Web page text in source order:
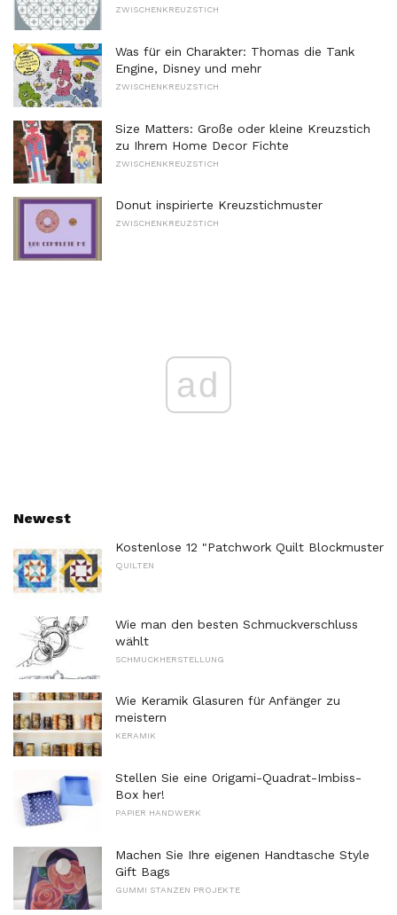
ZWISCHENKREUZSTICH
Was für ein Charakter: Thomas die Tank
Engine, Disney und mehr
ZWISCHENKREUZSTICH
Size Matters: Große oder kleine Kreuzstich
zu Ihrem Home Decor Fichte
ZWISCHENKREUZSTICH
Donut inspirierte Kreuzstichmuster
ZWISCHENKREUZSTICH
ad
Newest
Kostenlose 12 "Patchwork Quilt Blockmuster
QUILTEN
Wie man den besten Schmuckverschluss
wählt
SCHMUCKHERSTELLUNG
Wie Keramik Glasuren für Anfänger zu
meistern
KERAMIK
Stellen Sie eine Origami-Quadrat-Imbiss-
Box her!
PAPIER HANDWERK
Machen Sie Ihre eigenen Handtasche Style
Gift Bags
GUMMI STANZEN PROJEKTE